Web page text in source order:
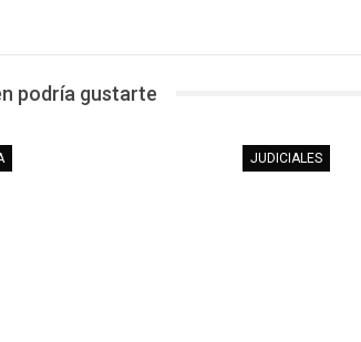
podría gustarte
JUDICIALES